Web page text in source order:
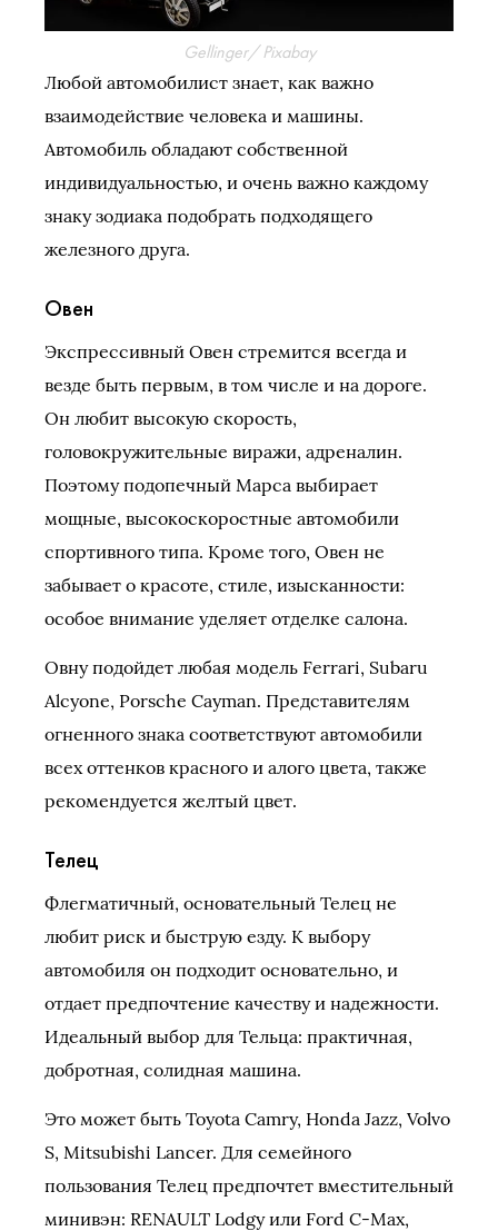
Gellinger/ Pixabay
Любой автомобилист знает, как важно
взаимодействие человека и машины.
Автомобиль обладают собственной
индивидуальностью, и очень важно каждому
знаку зодиака подобрать подходящего
железного друга.
Овен
Экспрессивный Овен стремится всегда и
везде быть первым, в том числе и на дороге.
Он любит высокую скорость,
головокружительные виражи, адреналин.
Поэтому подопечный Марса выбирает
мощные, высокоскоростные автомобили
спортивного типа. Кроме того, Овен не
забывает о красоте, стиле, изысканности:
особое внимание уделяет отделке салона.
Овну подойдет любая модель Ferrari, Subaru
Alcyone, Porsche Cayman. Представителям
огненного знака соответствуют автомобили
всех оттенков красного и алого цвета, также
рекомендуется желтый цвет.
Телец
Флегматичный, основательный Телец не
любит риск и быструю езду. К выбору
автомобиля он подходит основательно, и
отдает предпочтение качеству и надежности.
Идеальный выбор для Тельца: практичная,
добротная, солидная машина.
Это может быть Toyota Camry, Honda Jazz, Volvo
S, Mitsubishi Lancer. Для семейного
пользования Телец предпочтет вместительный
минивэн: RENAULT Lodgy или Ford C-Max,